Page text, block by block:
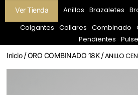
Ver Tienda Anillos Brazaletes
Colgantes Collares Combinado
Pendientes
Inicio/ORO COMBINADO 18K/ ANILLO